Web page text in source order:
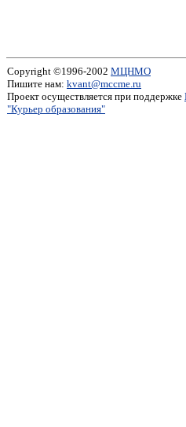
Copyright ©1996-2002 МЦНМО
Пишите нам: kvant@mccme.ru
Проект осуществляется при поддержке
"Курьер образования"